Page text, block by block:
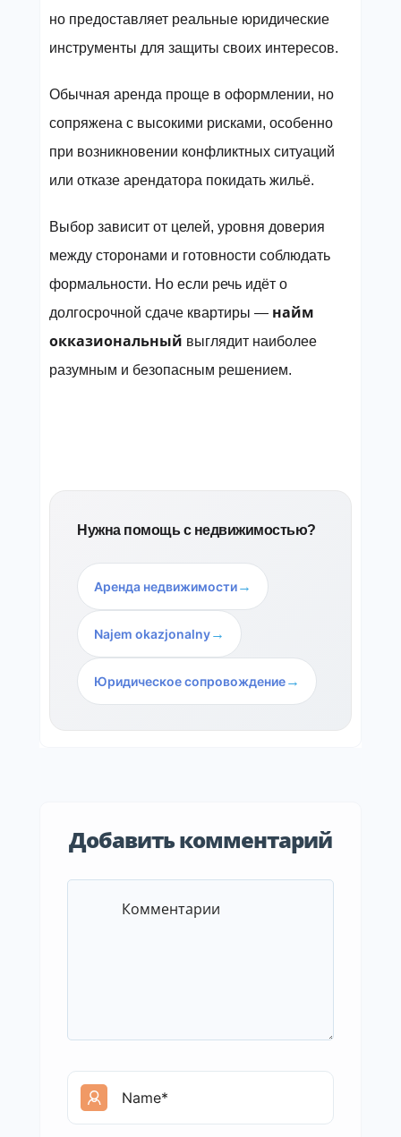
но предоставляет реальные юридические
инструменты для защиты своих интересов.
Обычная аренда проще в оформлении, но
сопряжена с высокими рисками, особенно
при возникновении конфликтных ситуаций
или отказе арендатора покидать жильё.
Выбор зависит от целей, уровня доверия
между сторонами и готовности соблюдать
формальности. Но если речь идёт о
долгосрочной сдаче квартиры — найм
окказиональный выглядит наиболее
разумным и безопасным решением.
Нужна помощь с недвижимостью?
Аренда недвижимости→
Najem okazjonalny→
Юридическое сопровождение→
Добавить комментарий